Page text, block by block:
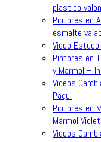
plastico
Pintores en
esmalte
Video
Pintores en
y Marmol –
Videos
Paqui
Pintores en
Marmol
Videos